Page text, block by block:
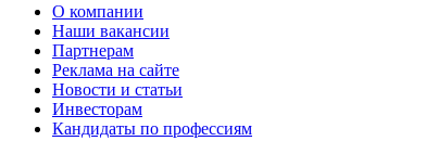
О компании
Наши вакансии
Партнерам
Реклама на сайте
Новости и статьи
Инвесторам
Кандидаты по профессиям